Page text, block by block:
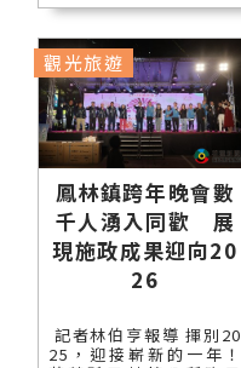
鳳林鎮跨年晚會數
千人湧入同歡 展
現施政成果迎向20
26
記者林伯亨報導 揮別20
25，迎接嶄新的一年！
觀光旅遊